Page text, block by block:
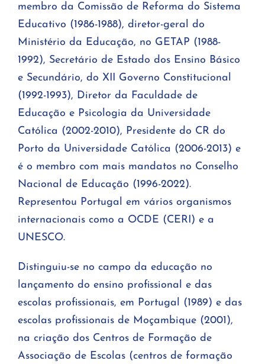
membro da Comissão de Reforma do Sistema
Educativo (1986-1988), diretor-geral do
Ministério da Educação, no GETAP (1988-
1992), Secretário de Estado dos Ensino Básico
e Secundário, do XII Governo Constitucional
(1992-1993), Diretor da Faculdade de
Educação e Psicologia da Universidade
Católica (2002-2010), Presidente do CR do
Porto da Universidade Católica (2006-2013) e
é o membro com mais mandatos no Conselho
Nacional de Educação (1996-2022).
Representou Portugal em vários organismos
internacionais como a OCDE (CERI) e a
UNESCO.
Distinguiu-se no campo da educação no
lançamento do ensino profissional e das
escolas profissionais, em Portugal (1989) e das
escolas profissionais de Moçambique (2001),
na criação dos Centros de Formação de
Associação de Escolas (centros de formação